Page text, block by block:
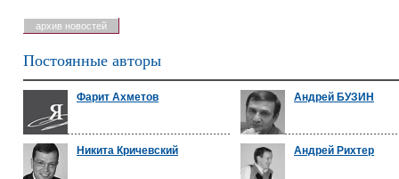
архив новостей
Постоянные авторы
Фарит Ахметов Андрей БУЗИН
Никита Кричевский Андрей Рихтер